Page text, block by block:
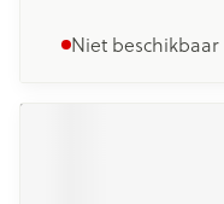
Niet beschikbaar